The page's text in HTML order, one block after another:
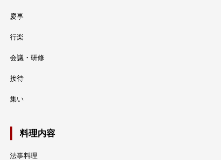
慶事
行楽
会議・研修
接待
集い
料理内容
法事料理